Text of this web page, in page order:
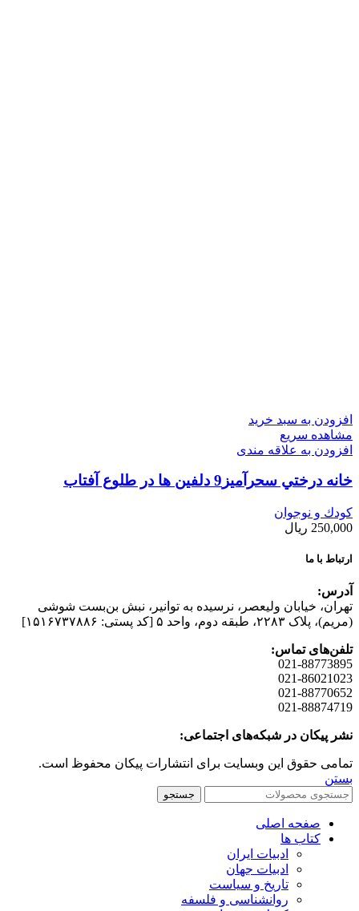
افزودن به سبد خرید
مشاهده سریع
افزودن به علاقه مندی
خانه درختي سحرآميز9 دلفين ها در طلوع آفتاب
کودك و نوجوان
250,000 ریال
ارتباط با ما
آدرس:
تهران، خیابان وليعصر، نرسيده به توانير، نبش بن‌بست شوشی
(مريم)، پلاک ۲۲۸۳، طبقه دوم، واحد ۵ [کد پستی: ۱۵۱۶۷۳۷۸۸۶]
تلفن‌های تماس:
021-88773895
021-86021023
021-88770652
021-88874719
نشر پیکان در شبکه‌های اجتماعی:
تمامی حقوق این وبسایت برای انتشارات پیکان محفوظ است.
بستن
جستجو
صفحه اصلی
کتاب ها
ادبیات ایران
ادبیات جهان
تاریخ و سیاست
روانشناسی و فلسفه